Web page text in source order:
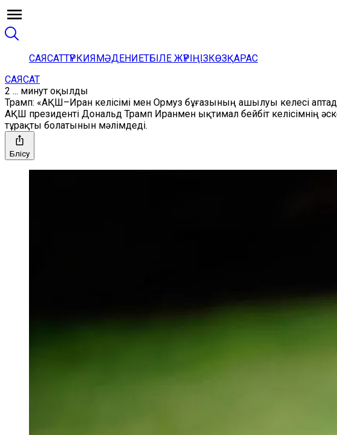
САЯСАТТҮРКИЯМӘДЕНИЕТБІЛЕ ЖҮРІҢІЗКӨЗҚАРАС
САЯСАТ
2 ... минут оқылды
Трамп: «АҚШ–Иран келісімі мен Ормуз бұғазының ашылуы келесі
АҚШ президенті Дональд Трамп Иранмен ықтимал бейбіт келісімнің
тұрақты болатынын мәлімдеді.
Бөлісу